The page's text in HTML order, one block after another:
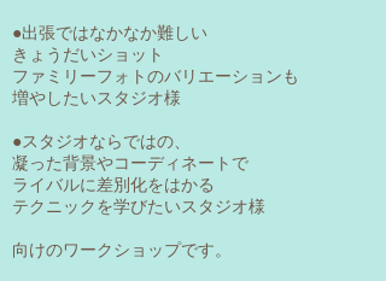
●出張ではなかなか難しい
きょうだいショット
ファミリーフォトのバリエーションも
増やしたいスタジオ様
●スタジオならではの、
凝った背景やコーディネートで
ライバルに差別化をはかる
テクニックを学びたいスタジオ様
向けのワークショップです。